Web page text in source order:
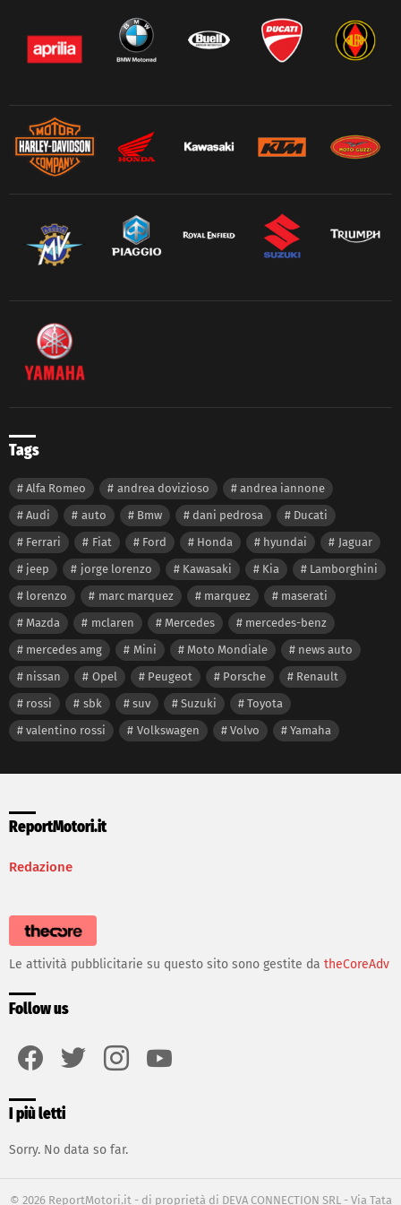
Tags
Alfa Romeo andrea dovizioso
andrea iannone
Audi
auto Bmw dani pedrosa
Ducati
Ferrari
Fiat Ford Honda hyundai
Jaguar
jeep
jorge lorenzo Kawasaki Kia
Lamborghini
lorenzo
marc marquez marquez
maserati
Mazda
mclaren Mercedes
mercedes-benz
mercedes amg
Mini Moto Mondiale
news auto
nissan
Opel Peugeot Porsche
Renault
rossi
sbk suv Suzuki
Toyota
valentino rossi
Volkswagen Volvo Yamaha
ReportMotori.it
Redazione
Le attività pubblicitarie su questo sito sono gestite da theCoreAdv
Follow us
I più letti
Sorry. No data so far.
© 2026 ReportMotori.it - di proprietà di DEVA CONNECTION SRL - Via Tata